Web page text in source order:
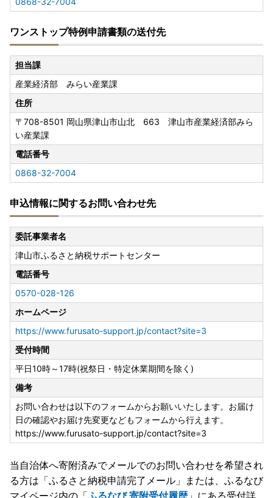
ワンストップ特例申請書類の送付先
担当課
産業経済部 みらい産業課
住所
〒708-8501 岡山県津山市山北 663 津山市産業経済部みら
い産業課
電話番号
0868-32-7004
申込情報に関するお問い合わせ先
委託事業者名
津山市ふるさと納税サポートセンター
電話番号
0570-028-126
ホームページ
https://www.furusato-support.jp/contact?site=3
受付時間
平日10時～17時(祝祭日・特定休業期間を除く)
備考
お問い合わせは以下のフォームからお願いいたします。お届け
日の確認やお届け先変更などもフォームから行えます。
https://www.furusato-support.jp/contact?site=3
当自治体へ寄附済みでメールでのお問い合わせを希望され
る方は「ふるさと納税申請完了メール」 または、ふるなび